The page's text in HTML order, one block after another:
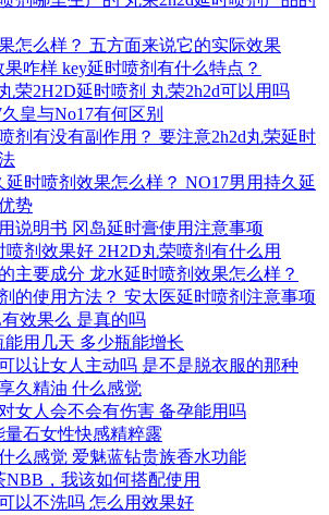
怎么样？ 五方面来说它的实际效果
咋样 key延时喷剂有什么特点？
荣2H2D延时喷剂 丸荣2h2d可以用吗
皇与No17有何区别
剂有没有副作用？ 要注意2h2d丸荣延时
延时喷剂效果怎么样？ NO17男用持久延
势
说明书 冈岛延时膏使用注意事项
喷剂效果好 2H2D丸荣喷剂有什么用
主要成分 龙水延时喷剂效果怎么样？
的使用方法？ 安太医延时喷剂注意事项
效果么 是真的吗
能用几天 多少瓶能增长
以让女人主动吗 是不是脱衣服的那种
久精油 什么感觉
女人会不会有伤害 备孕能用吗
量石女性快感精粹露
么感觉 爱魅蓝钻贵族香水功能
NBB，我该如何搭配使用
以不洗吗 怎么用效果好